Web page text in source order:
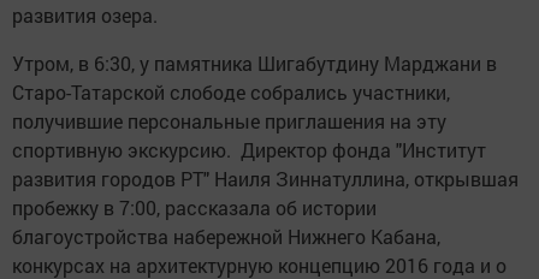
развития озера.
Утром, в 6:30, у памятника Шигабутдину Марджани в
Старо-Татарской слободе собрались участники,
получившие персональные приглашения на эту
спортивную экскурсию. Директор фонда "Институт
развития городов РТ" Наиля Зиннатуллина, открывшая
пробежку в 7:00, рассказала об истории
благоустройства набережной Нижнего Кабана,
конкурсах на архитектурную концепцию 2016 года и о